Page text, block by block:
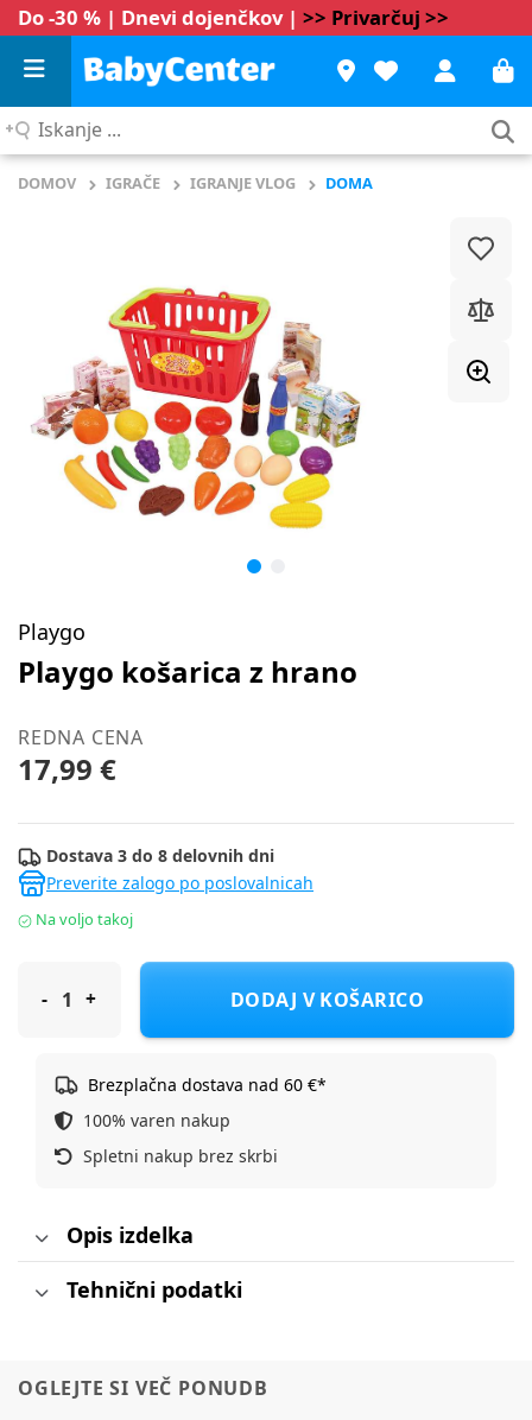
Do -30 % | Dnevi dojenčkov | >> Privarčuj >>
Iskanje
DOMOV IGRAČE IGRANJE VLOG DOMA
Playgo
Playgo košarica z hrano
REDNA CENA
17,99 €
Dostava 3 do 8 delovnih dni
Preverite zalogo po poslovalnicah
Na voljo takoj
Playgo košarica z hrano
DODAJ V KOŠARICO
Brezplačna dostava nad 60 €*
100% varen nakup
Spletni nakup brez skrbi
Opis izdelka
Tehnični podatki
OGLEJTE SI VEČ PONUDB